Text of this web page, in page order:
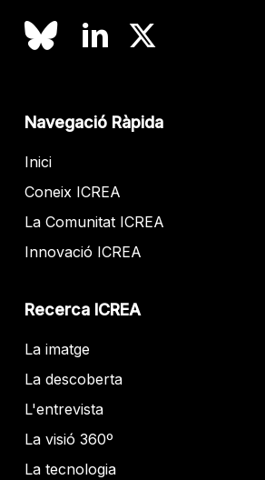
Navegació Ràpida
Inici
Coneix ICREA
La Comunitat ICREA
Innovació ICREA
Recerca ICREA
La imatge
La descoberta
L'entrevista
La visió 360º
La tecnologia